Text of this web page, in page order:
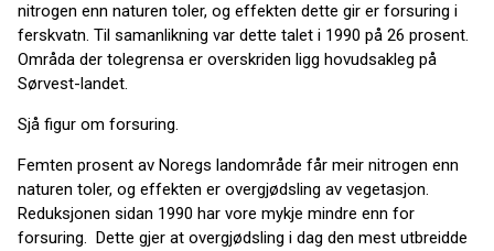
nitrogen enn naturen toler, og effekten dette gir er forsuring i
ferskvatn. Til samanlikning var dette talet i 1990 på 26 prosent.
Områda der tolegrensa er overskriden ligg hovudsakleg på
Sørvest-landet.
Sjå figur om forsuring.
Femten prosent av Noregs landområde får meir nitrogen enn
naturen toler, og effekten er overgjødsling av vegetasjon.
Reduksjonen sidan 1990 har vore mykje mindre enn for
forsuring. Dette gjer at overgjødsling i dag den mest utbreidde